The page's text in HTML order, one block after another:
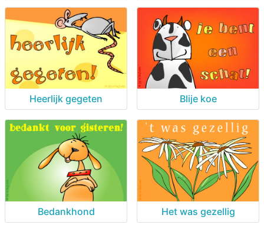
Heerlijk gegeten Blije koe
Bedankhond Het was gezellig